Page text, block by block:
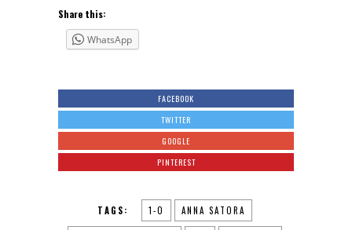
Share this:
WhatsApp
FACEBOOK
TWITTER
GOOGLE
PINTEREST
TAGS: 1-O ANNA SATORA